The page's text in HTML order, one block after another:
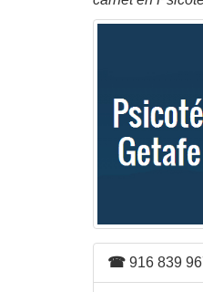
☎ 916 839